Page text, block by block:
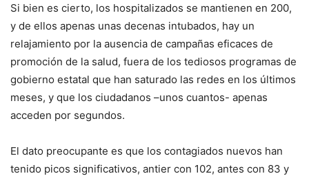
Si bien es cierto, los hospitalizados se mantienen en 200,
y de ellos apenas unas decenas intubados, hay un
relajamiento por la ausencia de campañas eficaces de
promoción de la salud, fuera de los tediosos programas de
gobierno estatal que han saturado las redes en los últimos
meses, y que los ciudadanos –unos cuantos- apenas
acceden por segundos.
El dato preocupante es que los contagiados nuevos han
tenido picos significativos, antier con 102, antes con 83 y